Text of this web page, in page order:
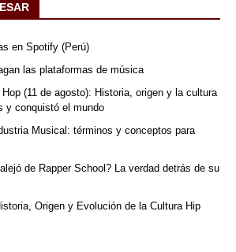
en Spotify (Perú)
las plataformas de música
(11 de agosto): Historia, origen y la cultura
y conquistó el mundo
Musical: términos y conceptos para
de Rapper School? La verdad detrás de su
Origen y Evolución de la Cultura Hip